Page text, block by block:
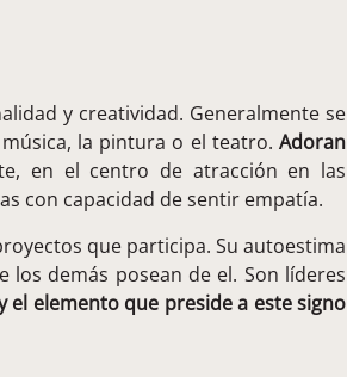
y creatividad. Generalmente se
la pintura o el teatro. Adoran
en el centro de atracción en las
con capacidad de sentir empatía.
que participa. Su autoestima
demás posean de el. Son líderes
el elemento que preside a este signo